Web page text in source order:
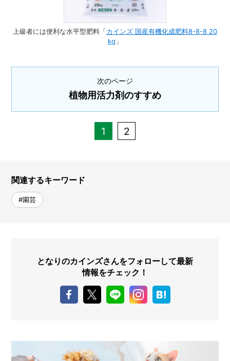
上級者には便利な水平型肥料「 カインズ 国産有機化成肥料8-8-8 20
kg 」
次のページ
植物用活力剤のすすめ
1 2
関連するキーワード
#園芸
となりのカインズさんをフォローして最新
情報をチェック！